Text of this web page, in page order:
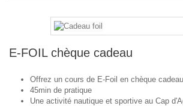
E-FOIL chèque cadeau
Offrez un cours de E-Foil en chèque cadeau
45min de pratique
Une activité nautique et sportive au Cap